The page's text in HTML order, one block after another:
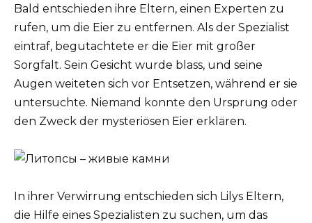
Bald entschieden ihre Eltern, einen Experten zu
rufen, um die Eier zu entfernen. Als der Spezialist
eintraf, begutachtete er die Eier mit großer
Sorgfalt. Sein Gesicht wurde blass, und seine
Augen weiteten sich vor Entsetzen, während er sie
untersuchte. Niemand konnte den Ursprung oder
den Zweck der mysteriösen Eier erklären.
In ihrer Verwirrung entschieden sich Lilys Eltern,
die Hilfe eines Spezialisten zu suchen, um das